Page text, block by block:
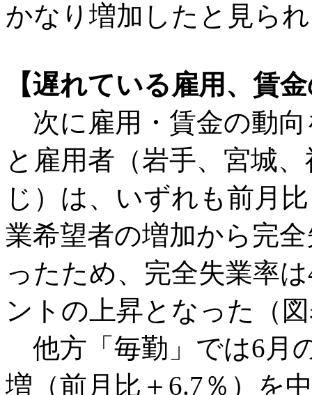
かなり増加したと見ら
【遅れている雇用、賃
次に雇用・賃金の動向
と雇用者（岩手、宮城
じ）は、いずれも前月
業希望者の増加から完
ったため、完全失業率
ントの上昇となった（
他方「毎勤」では6月
増（前月比＋6.7％）を